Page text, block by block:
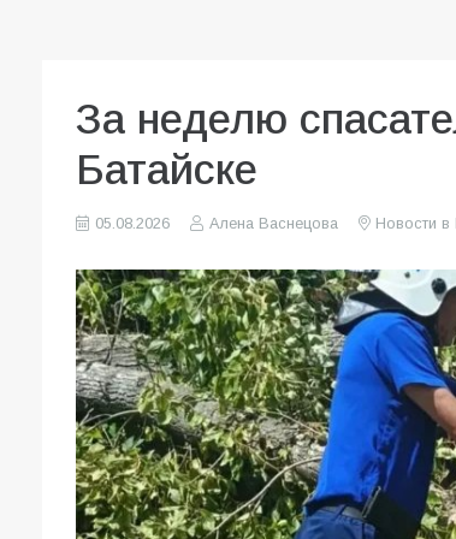
За неделю
Батайске
05.08.2026 Алена Васнецова Новости в